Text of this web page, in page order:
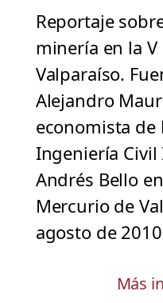
Reportaje
minería en la
Valparaíso.
Alejandro
economista de
Ingeniería
Andrés Bello
Mercurio de
agosto de
Más